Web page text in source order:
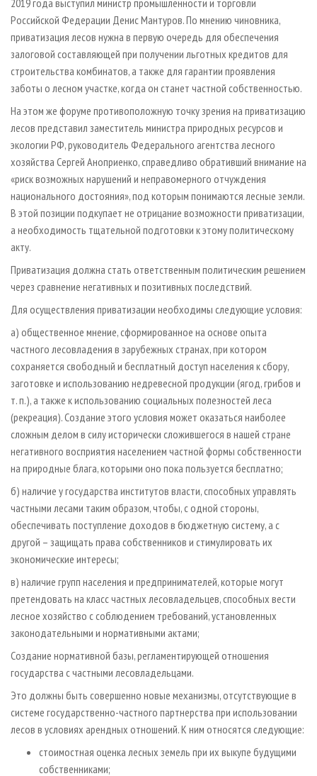
Российской Федерации Денис Мантуров. По мнению чиновника,
приватизация лесов нужна в первую очередь для обеспечения
залоговой составляющей при получении льготных кредитов для
строительства комбинатов, а также для гарантии проявления
заботы о лесном участке, когда он станет частной собственностью.
На этом же форуме противоположную точку зрения на приватизацию
лесов представил заместитель министра природных ресурсов и
экологии РФ, руководитель Федерального агентства лесного
хозяйства Сергей Аноприенко, справедливо обративший внимание на
«риск возможных нарушений и неправомерного отчуждения
национального достояния», под которым понимаются лесные земли.
В этой позиции подкупает не отрицание возможности приватизации,
а необходимость тщательной подготовки к этому политическому
акту.
Приватизация должна стать ответственным политическим решением
через сравнение негативных и позитивных последствий.
Для осуществления приватизации необходимы следующие условия:
а) общественное мнение, сформированное на основе опыта
частного лесовладения в зарубежных странах, при котором
сохраняется свободный и бесплатный доступ населения к сбору,
заготовке и использованию недревесной продукции (ягод, грибов и
т. п.), а также к использованию социальных полезностей леса
(рекреация). Создание этого условия может оказаться наиболее
сложным делом в силу исторически сложившегося в нашей стране
негативного восприятия населением частной формы собственности
на природные блага, которыми оно пока пользуется бесплатно;
б) наличие у государства институтов власти, способных управлять
частными лесами таким образом, чтобы, с одной стороны,
обеспечивать поступление доходов в бюджетную систему, а с
другой – защищать права собственников и стимулировать их
экономические интересы;
в) наличие групп населения и предпринимателей, которые могут
претендовать на класс частных лесовладельцев, способных вести
лесное хозяйство с соблюдением требований, установленных
законодательными и нормативными актами;
Создание нормативной базы, регламентирующей отношения
государства с частными лесовладельцами.
Это должны быть совершенно новые механизмы, отсутствующие в
системе государственно-частного партнерства при использовании
лесов в условиях арендных отношений. К ним относятся следующие:
стоимостная оценка лесных земель при их выкупе будущими
собственниками;